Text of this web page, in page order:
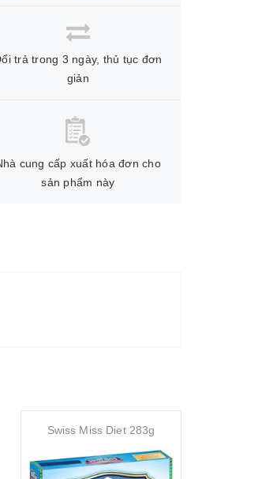
trả trong 3 ngày, thủ tục đơn
giản
cung cấp xuất hóa đơn cho
sản phẩm này
Swiss Miss Diet 283g